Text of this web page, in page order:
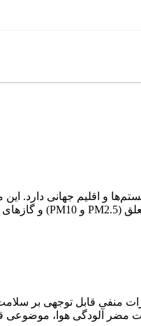
و اقلیم جهانی دارد. این
منفی قابل توجهی بر
مضر آلودگی هوا، موضوعی